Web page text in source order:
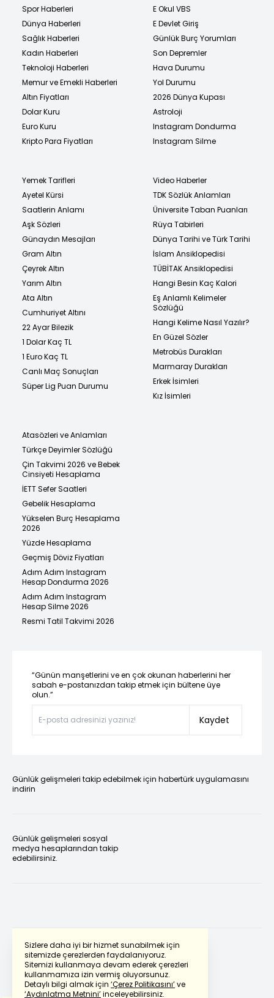
Sizlere daha iyi bir hizmet sunabilmek için
sitemizde çerezlerden faydalanıyoruz.
Sitemizi kullanmaya devam ederek çerezleri
kullanmamıza izin vermiş oluyorsunuz.
Detaylı bilgi almak için ‘Çerez Politikasını’ve
‘Aydınlatma Metnini’inceleyebilirsiniz.
Spor Haberleri
Dünya Haberleri
Sağlık Haberleri
Kadın Haberleri
Teknoloji Haberleri
Memur ve Emekli Haberleri
Altın Fiyatları
Dolar Kuru
Euro Kuru
Kripto Para Fiyatları
E Okul VBS
E Devlet Giriş
Günlük Burç Yorumları
Son Depremler
Hava Durumu
Yol Durumu
2026 Dünya Kupası
Astroloji
Instagram Dondurma
Instagram Silme
Yemek Tarifleri
Ayetel Kürsi
Saatlerin Anlamı
Aşk Sözleri
Günaydın Mesajları
Gram Altın
Çeyrek Altın
Yarım Altın
Ata Altın
Cumhuriyet Altını
22 Ayar Bilezik
1 Dolar Kaç TL
1 Euro Kaç TL
Canlı Maç Sonuçları
Süper Lig Puan Durumu
Video Haberler
TDK Sözlük Anlamları
Üniversite Taban Puanları
Rüya Tabirleri
Dünya Tarihi ve Türk Tarihi
İslam Ansiklopedisi
TÜBİTAK Ansiklopedisi
Hangi Besin Kaç Kalori
Eş Anlamlı Kelimeler
Sözlüğü
Hangi Kelime Nasıl Yazılır?
En Güzel Sözler
Metrobüs Durakları
Marmaray Durakları
Erkek İsimleri
Kız İsimleri
Atasözleri ve Anlamları
Türkçe Deyimler Sözlüğü
Çin Takvimi 2026 ve Bebek
Cinsiyeti Hesaplama
İETT Sefer Saatleri
Gebelik Hesaplama
Yükselen Burç Hesaplama
2026
Yüzde Hesaplama
Geçmiş Döviz Fiyatları
Adım Adım Instagram
Hesap Dondurma 2026
Adım Adım Instagram
Hesap Silme 2026
Resmi Tatil Takvimi 2026
“Günün manşetlerini ve en çok okunan haberlerini her
sabah e-postanızdan takip etmek için bültene üye
olun.”
Kaydet
Günlük gelişmeleri takip edebilmek için habertürk uygulamasını
indirin
Günlük gelişmeleri sosyal
medya hesaplarından takip
edebilirsiniz.
Powered by Translate